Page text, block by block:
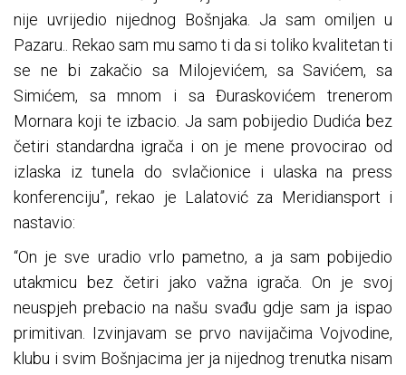
nije uvrijedio nijednog Bošnjaka. Ja sam omiljen u
Pazaru.. Rekao sam mu samo ti da si toliko kvalitetan ti
se ne bi zakačio sa Milojevićem, sa Savićem, sa
Simićem, sa mnom i sa Đuraskovićem trenerom
Mornara koji te izbacio. Ja sam pobijedio Dudića bez
četiri standardna igrača i on je mene provocirao od
izlaska iz tunela do svlačionice i ulaska na press
konferenciju”, rekao je Lalatović za Meridiansport i
nastavio:
“On je sve uradio vrlo pametno, a ja sam pobijedio
utakmicu bez četiri jako važna igrača. On je svoj
neuspjeh prebacio na našu svađu gdje sam ja ispao
primitivan. Izvinjavam se prvo navijačima Vojvodine,
klubu i svim Bošnjacima jer ja nijednog trenutka nisam